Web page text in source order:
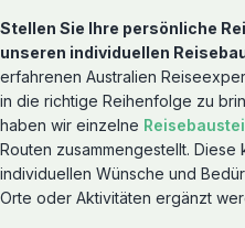
Stellen Sie Ihre persönliche
unseren individuellen
erfahrenen Australien
in die richtige Reihenfolge zu
haben wir einzelne
Routen zusammengestellt.
individuellen Wünsche und
Orte oder Aktivitäten ergänzt